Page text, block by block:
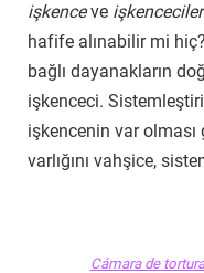
işkenceve işkenceciler
hafife alınabilir mi
bağlı dayanakların
işkenceci.
işkencenin var olması
varlığını vahşice,
Cámara de tortura